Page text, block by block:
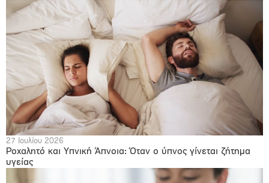
27 Ιουλίου 2026
Ροχαλητό και Υπνική Άπνοια: Όταν ο ύπνος γίνεται ζήτημα
υγείας